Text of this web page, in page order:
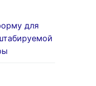
для